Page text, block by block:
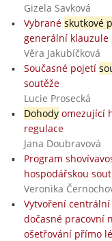
Gizela Savková
Vybrané skutkové
generální klauzule
Věra Jakubíčková
Současné pojetí
soutěže
Lucie Prosecká
Dohodyomezující
regulace
Jana Doubravová
Program
hospodářskou
Veronika
Vytvoření
dočasné pracovní
ošetřování přímo